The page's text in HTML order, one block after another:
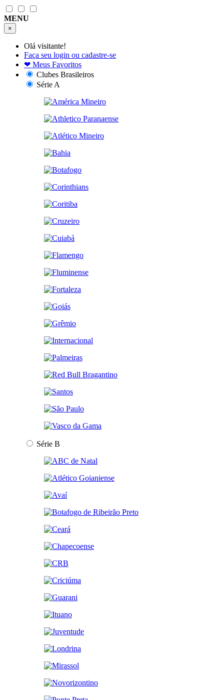
MENU
×
Olá visitante!
Faça seu login ou cadastre-se
❤ Meus Favoritos
Clubes Brasileiros
Série A
Série B